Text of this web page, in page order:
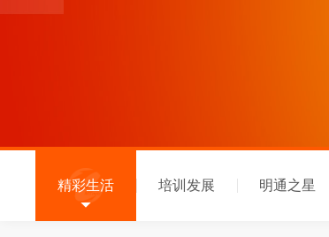
精彩生活 培训发展 明通之星